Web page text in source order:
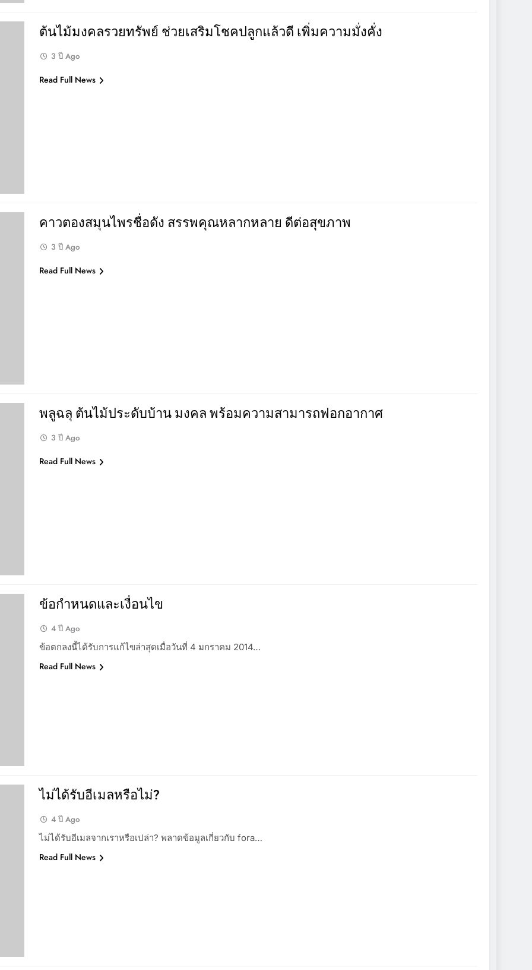
ต้นไม้มงคลรวยทรัพย์ ช่วยเสริมโชคปลูกแล้วดี เพิ่มความมั่งคั่ง
3 ปี Ago
Read Full News
คาวตองสมุนไพรชื่อดัง สรรพคุณหลากหลาย ดีต่อสุขภาพ
3 ปี Ago
Read Full News
พลูฉลุ ต้นไม้ประดับบ้าน มงคล พร้อมความสามารถฟอกอากาศ
3 ปี Ago
Read Full News
ข้อกำหนดและเงื่อนไข
4 ปี Ago
ข้อตกลงนี้ได้รับการแก้ไขล่าสุดเมื่อวันที่ 4 มกราคม 2014…
Read Full News
ไม่ได้รับอีเมลหรือไม่?
4 ปี Ago
ไม่ได้รับอีเมลจากเราหรือเปล่า? พลาดข้อมูลเกี่ยวกับ fora…
Read Full News